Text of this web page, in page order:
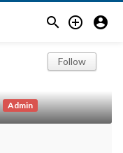
  
Admin
Follow